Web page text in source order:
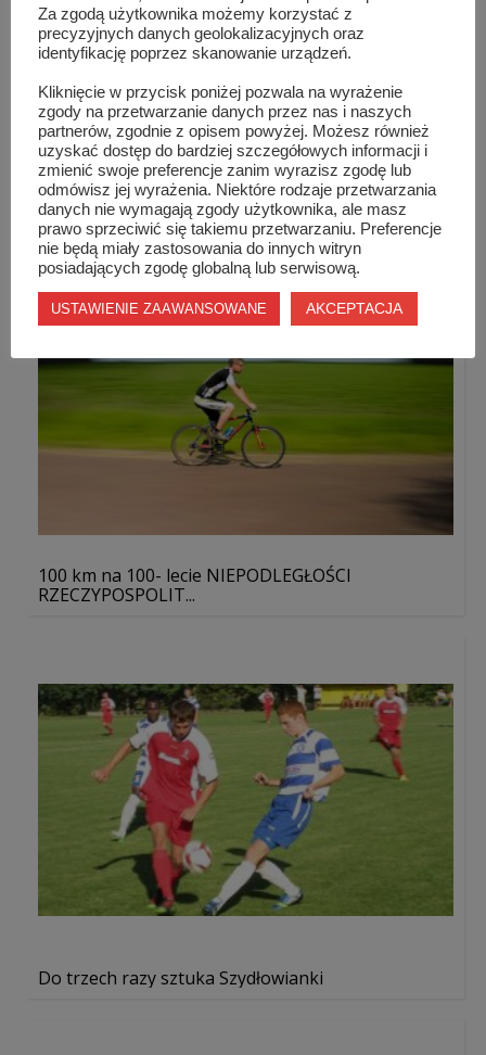
I Szydłowiecki Turniej Nocny
100 km na 100- lecie NIEPODLEGŁOŚCI
RZECZYPOSPOLIT...
Do trzech razy sztuka Szydłowianki
Za zgodą użytkownika możemy korzystać z
precyzyjnych danych geolokalizacyjnych oraz
identyfikację poprzez skanowanie urządzeń.
Kliknięcie w przycisk poniżej pozwala na wyrażenie
zgody na przetwarzanie danych przez nas i naszych
partnerów, zgodnie z opisem powyżej. Możesz również
uzyskać dostęp do bardziej szczegółowych informacji i
zmienić swoje preferencje zanim wyrazisz zgodę lub
odmówisz jej wyrażenia. Niektóre rodzaje przetwarzania
danych nie wymagają zgody użytkownika, ale masz
prawo sprzeciwić się takiemu przetwarzaniu. Preferencje
nie będą miały zastosowania do innych witryn
posiadających zgodę globalną lub serwisową.
USTAWIENIE ZAAWANSOWANE AKCEPTACJA